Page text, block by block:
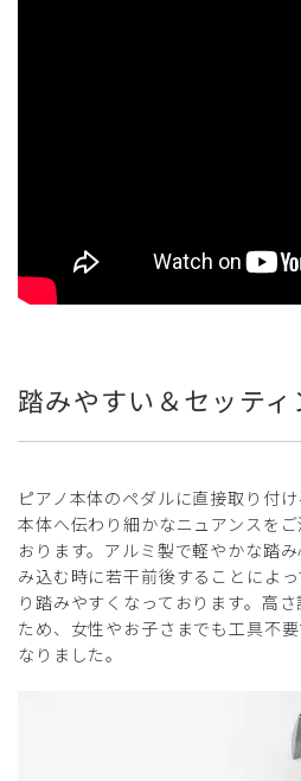
踏みやすい＆セッティ
ピアノ本体のペダルに直接取り付
本体へ伝わり細かなニュアンスを
おります。アルミ製で軽やかな踏
み込む時に若干前後することによ
り踏みやすくなっております。高
ため、女性やお子さまでも工具不
なりました。